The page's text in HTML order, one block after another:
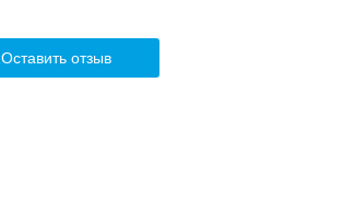
Оставить отзыв